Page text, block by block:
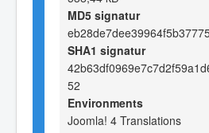
MD5 signatur
SHA1 signatur
52
Environments
Joomla! 4 Translations